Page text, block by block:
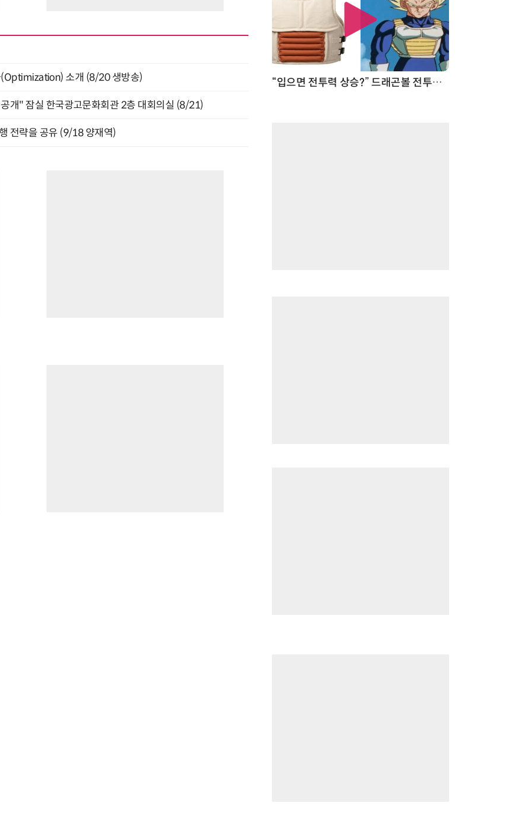
(Optimization) 소개 (8/20 생방송)
개" 잠실 한국광고문화회관 2층 대회의실 (8/21)
전략을 공유 (9/18 양재역)
“계속 쫓아왔다”…도망치던 우크라 민간인 공격한 러 자폭 드론 “입으면 전투력 상승?” 드래곤볼 전투복 닮은 중량조끼